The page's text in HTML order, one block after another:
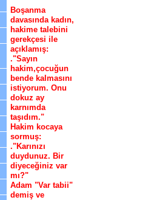
Boşanma
davasında kadın,
hakime talebini
gerekçesi ile
açıklamış:
."Sayın
hakim,çocuğun
bende kalmasını
istiyorum. Onu
dokuz ay
karnımda
taşıdım."
Hakim kocaya
sormuş:
."Karınızı
duydunuz. Bir
diyeceğiniz var
mı?"
Adam "Var tabii"
demiş ve